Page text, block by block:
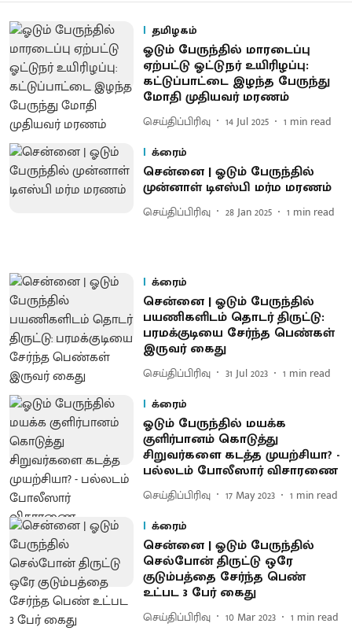
தமிழகம்
ஓடும் பேருந்தில் மாரடைப்பு
ஏற்பட்டு ஓட்டுநர் உயிரிழப்பு:
கட்டுப்பாட்டை இழந்த பேருந்து
மோதி முதியவர் மரணம்
செய்திப்பிரிவு 14 Jul 2025 1 min read
க்ரைம்
சென்னை | ஓடும் பேருந்தில்
முன்னாள் டிஎஸ்பி மர்ம மரணம்
செய்திப்பிரிவு 28 Jan 2025 1 min read
க்ரைம்
சென்னை | ஓடும் பேருந்தில்
பயணிகளிடம் தொடர் திருட்டு:
பரமக்குடியை சேர்ந்த பெண்கள்
இருவர் கைது
செய்திப்பிரிவு 31 Jul 2023 1 min read
க்ரைம்
ஓடும் பேருந்தில் மயக்க
குளிர்பானம் கொடுத்து
சிறுவர்களை கடத்த முயற்சியா? -
பல்லடம் போலீஸார் விசாரணை
செய்திப்பிரிவு 17 May 2023 1 min read
க்ரைம்
சென்னை | ஓடும் பேருந்தில்
செல்போன் திருட்டு ஒரே
குடும்பத்தை சேர்ந்த பெண்
உட்பட 3 பேர் கைது
செய்திப்பிரிவு 10 Mar 2023 1 min read